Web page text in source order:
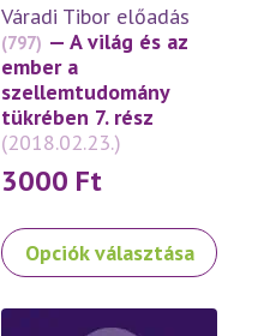
termékoldalon
választhatók
ki
Váradi Tibor előadás
(797) — A világ és az
ember a
szellemtudomány
tükrében 7. rész
(2018.02.23.)
3000 Ft
Opciók választása
Ennek
a